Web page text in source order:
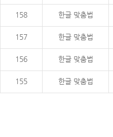
158 한글 맞춤법
157 한글 맞춤법
156 한글 맞춤법
155 한글 맞춤법